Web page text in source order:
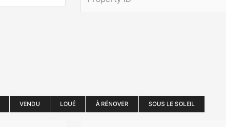
VENDU LOUÉ À RÉNOVER SOUS LE SOLEIL